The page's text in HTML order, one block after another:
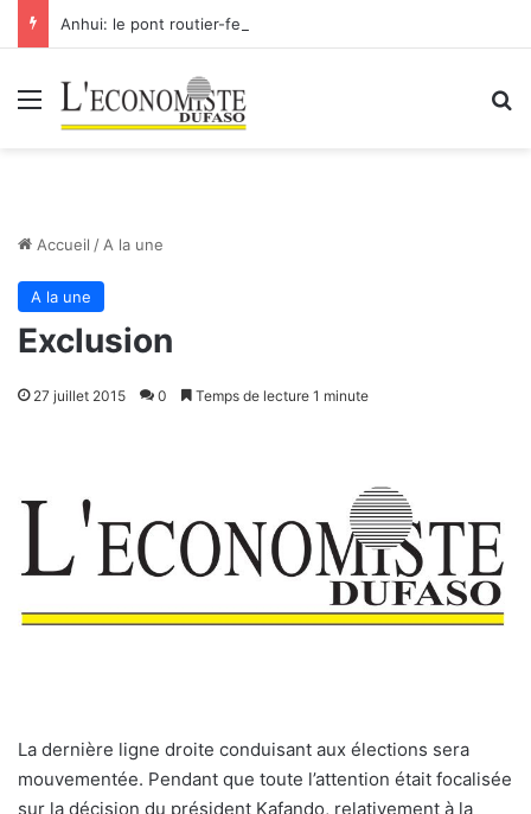
Menu
Accueil / A la une
A la une
Exclusion
27 juillet 2015 0 Temps de lecture 1 minute
La dernière ligne droite conduisant aux élections sera
mouvementée. Pendant que toute l’attention était focalisée
sur la décision du président Kafando, relativement à la